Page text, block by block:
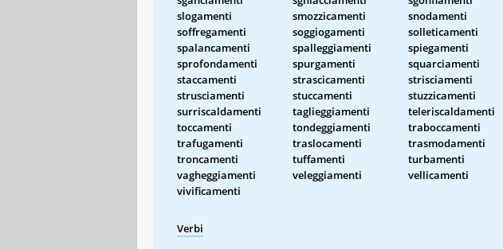
slogamenti
smozzicamenti snodamenti
soffregamenti
soggiogamenti solleticamenti
spalancamenti
spalleggiamenti spiegamenti
sprofondamenti
spurgamenti squarciamenti
staccamenti
strascicamenti strisciamenti
strusciamenti
stuccamenti stuzzicamenti
surriscaldamenti
taglieggiamenti teleriscaldamenti
toccamenti
tondeggiamenti traboccamenti
trafugamenti
traslocamenti trasmodamenti
troncamenti
tuffamenti turbamenti
vagheggiamenti
veleggiamenti vellicamenti
vivificamenti
Verbi